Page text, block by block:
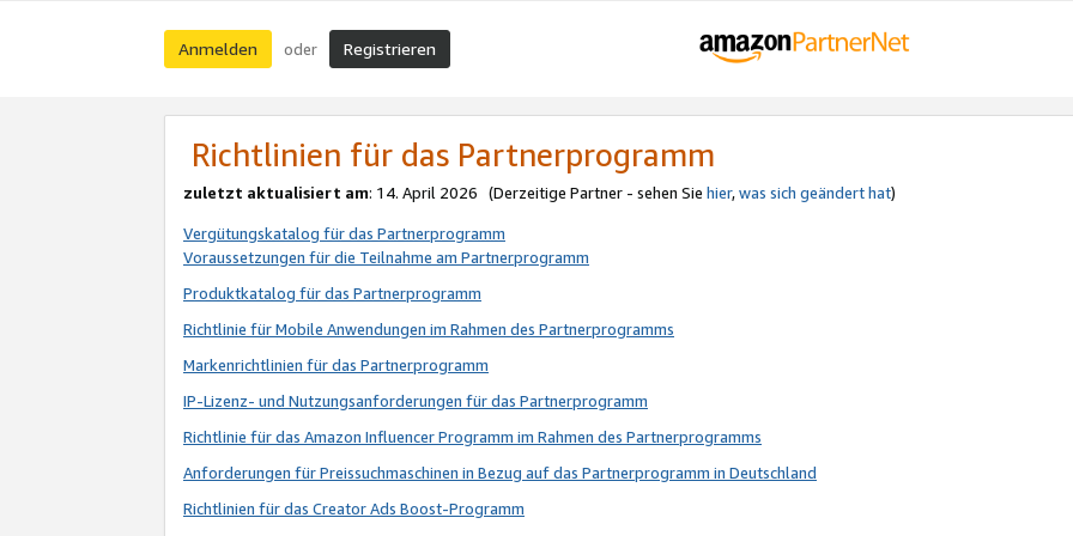
Anmelden oder Registrieren
Richtlinien für das Partnerprogramm
zuletzt aktualisiert am: 14. April 2026 (Derzeitige Partner - sehen Sie hier,was sich geändert hat)
Vergütungskatalog für das Partnerprogramm
Voraussetzungen für die Teilnahme am Partnerprogramm
Produktkatalog für das Partnerprogramm
Richtlinie für Mobile Anwendungen im Rahmen des Partnerprogramms
Markenrichtlinien für das Partnerprogramm
IP-Lizenz- und Nutzungsanforderungen für das Partnerprogramm
Richtlinie für das Amazon Influencer Programm im Rahmen des Partnerprogramms
Anforderungen für Preissuchmaschinen in Bezug auf das Partnerprogramm in Deutschland
Richtlinien für das Creator Ads Boost-Programm